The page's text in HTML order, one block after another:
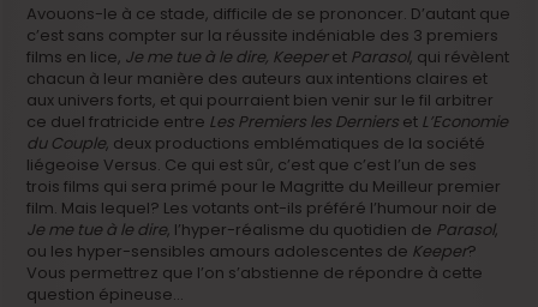
Avouons-le à ce stade, difficile de se prononcer. D’autant que
c’est sans compter sur la réussite indéniable des 3 premiers
films en lice, Je me tue à le dire, Keeperet Parasol, qui révèlent
chacun à leur manière des auteurs aux intentions claires et
aux univers forts, et qui pourraient bien venir sur le fil arbitrer
ce duel fratricide entre Les Premiers les Derniers et L’Economie
du Couple, deux productions emblématiques de la société
liégeoise Versus. Ce qui est sûr, c’est que c’est l’un de ses
trois films qui sera primé pour le Magritte du Meilleur premier
film. Mais lequel? Les votants ont-ils préféré l’humour noir de
Je me tue à le dire, l’hyper-réalisme du quotidien de Parasol,
ou les hyper-sensibles amours adolescentes de Keeper?
Vous permettrez que l’on s’abstienne de répondre à cette
question épineuse…